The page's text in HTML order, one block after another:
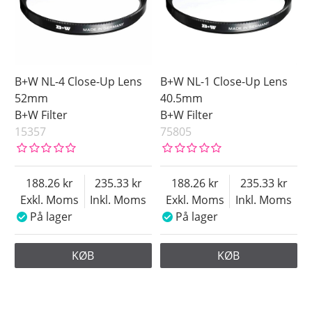
Pris
58 mm
62 mm
72 mm
B+W NL-4 Close-Up Lens
52mm
B+W Filter
15357
Exkl. Moms
188.26
Inkl. Moms
235.33
På lager
KØB
B+W NL-1 Close-Up Lens
40.5mm
B+W Filter
75805
Exkl. Moms
188.26
Inkl. Moms
235.33
På lager
KØB